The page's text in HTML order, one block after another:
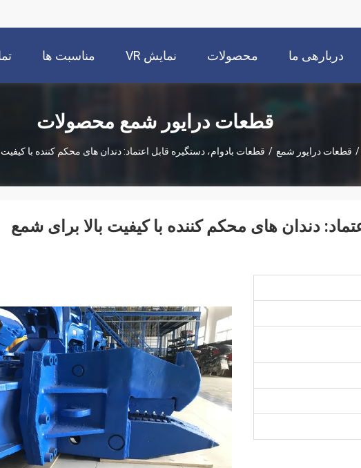
دربارهی ما محصولات نمایش VR مناسبت ها
قطعات درایور شمع محصولات
/ قطعات درایور شمع / قطعات بادوام، دستگیره قابل اعتماد: دندان های محکم کننده با
دندان های محکم کننده با کیفیت بالا برای شمع